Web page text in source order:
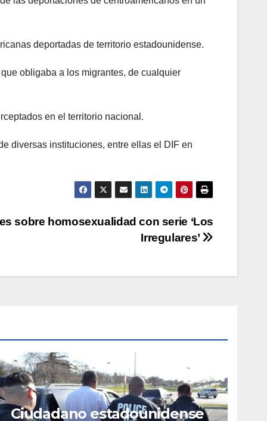
deportadas de territorio estadounidense.
obligaba a los migrantes, de cualquier
en el territorio nacional.
diversas instituciones, entre ellas el DIF en
sobre homosexualidad con serie ‘Los
Irregulares’
Ciudadano estadounidense